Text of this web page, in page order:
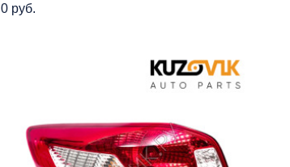
0 руб.